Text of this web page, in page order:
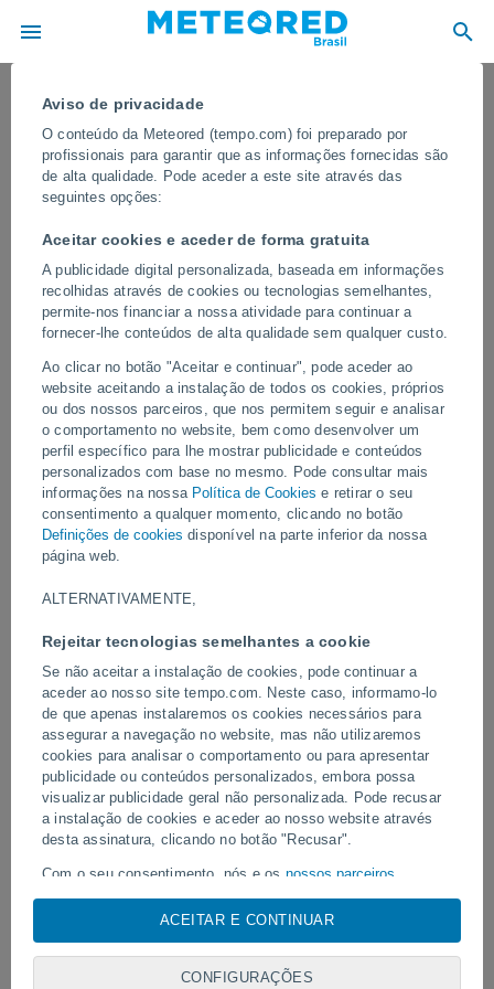
Aviso de privacidade
O conteúdo da Meteored (tempo.com) foi preparado por
profissionais para garantir que as informações fornecidas são
de alta qualidade. Pode aceder a este site através das
seguintes opções:
Aceitar cookies e aceder de forma gratuita
A publicidade digital personalizada, baseada em informações
recolhidas através de cookies ou tecnologias semelhantes,
permite-nos financiar a nossa atividade para continuar a
fornecer-lhe conteúdos de alta qualidade sem qualquer custo.
Ao clicar no botão "Aceitar e continuar", pode aceder ao
website aceitando a instalação de todos os cookies, próprios
ou dos nossos parceiros, que nos permitem seguir e analisar
o comportamento no website, bem como desenvolver um
perfil específico para lhe mostrar publicidade e conteúdos
personalizados com base no mesmo. Pode consultar mais
informações na nossa Política de Cookies e retirar o seu
consentimento a qualquer momento, clicando no botão
Definições de cookies disponível na parte inferior da nossa
página web.
ALTERNATIVAMENTE,
Rejeitar tecnologias semelhantes a cookie
Se não aceitar a instalação de cookies, pode continuar a
aceder ao nosso site tempo.com. Neste caso, informamo-lo
de que apenas instalaremos os cookies necessários para
assegurar a navegação no website, mas não utilizaremos
cookies para analisar o comportamento ou para apresentar
publicidade ou conteúdos personalizados, embora possa
visualizar publicidade geral não personalizada. Pode recusar
a instalação de cookies e aceder ao nosso website através
desta assinatura, clicando no botão "Recusar".
Com o seu consentimento, nós e os nossos parceiros
utilizamos cookies, identificadores únicos ou tecnologias
semelhantes para armazenar, aceder e processar dados
IP e identificadores de cookies. É possível que alguns
fornecedores possam processar os seus dados pessoais com
ACEITAR E CONTINUAR
CONFIGURAÇÕES
Avalanche gigantesca no norte de
Annapurna, no Nepal
Uma enorme massa de neve, gelo e rochas despencou por uma
das encostas, gerando uma grande nuvem branca visível a vários
quilômetros de distância.
Vídeos
Enorme redemoinho de poeira
avistado em Zapponeta, Itália
Tornados e chuvas
Pelotas, Brasil.
Siga-nos